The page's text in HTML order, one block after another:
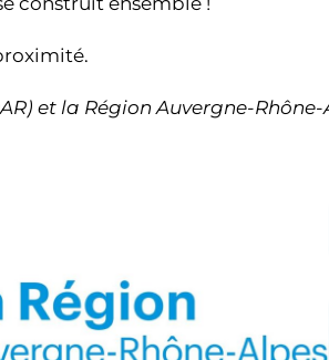
et la Région Auvergne-Rhône-